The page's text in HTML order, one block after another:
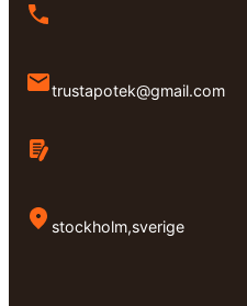
trustapotek@gmail.com
stockholm,sverige